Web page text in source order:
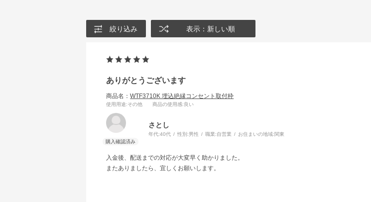
絞り込み 表示：新しい順
ありがとうございます
商品名：WTF3710K 埋込絶縁コンセント取付枠
使用用途:その他 商品の使用感:良い
さとし
年代:40代 性別:男性 職業:自営業 お住まいの地域:関東
入金後、配送までの対応が大変早く助かりました。
またありましたら、宜しくお願いします。